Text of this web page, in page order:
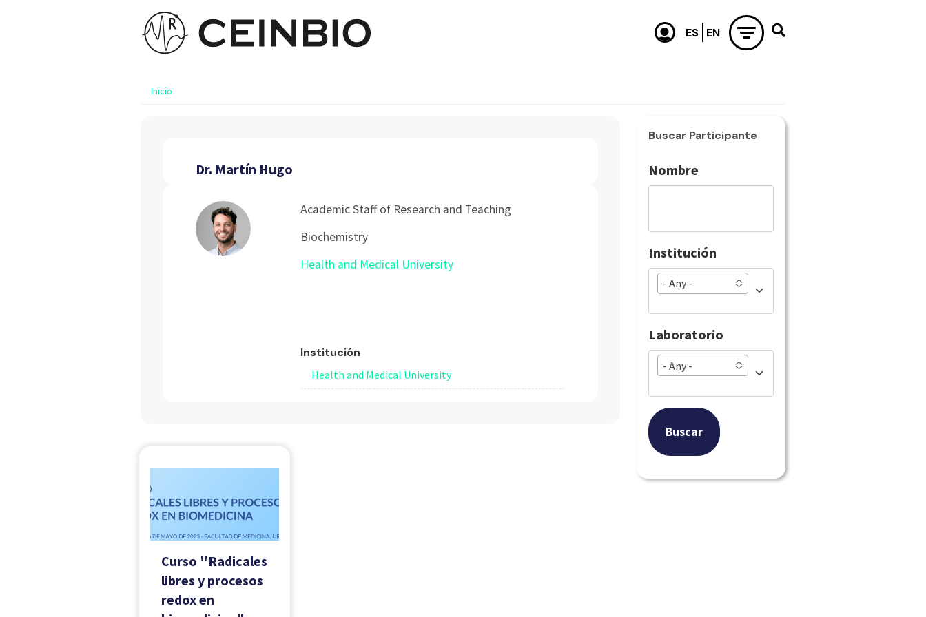
Inicio
Dr. Martín Hugo
Academic Staff of Research and Teaching
Biochemistry
Health and Medical University
Institución
Health and Medical University
Curso "Radicales
libres y procesos
redox en
Buscar Participante
Nombre
Institución
- Any -
Laboratorio
- Any -
Buscar